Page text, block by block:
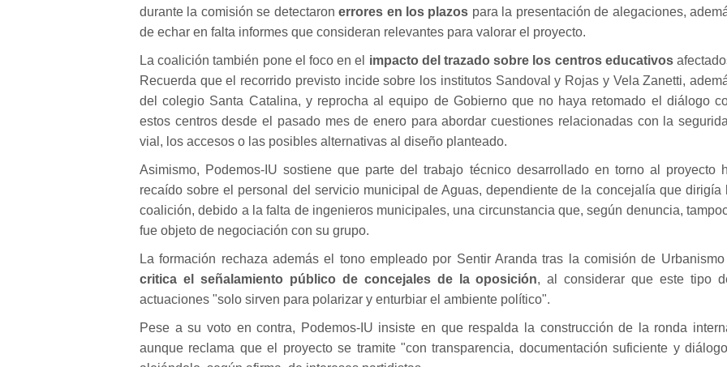
durante la comisión se detectaronerrores en los plazos para la presentación de alegaciones,
de echar en falta informes que consideran relevantes para valorar el proyecto.
La coalición también pone el foco en el impacto del trazado sobre los centros educativos
Recuerda que el recorrido previsto incide sobre los institutos Sandoval y Rojas y Vela Zanetti,
del colegio Santa Catalina, y reprocha al equipo de Gobierno que no haya retomado el diálogo
estos centros desde el pasado mes de enero para abordar cuestiones relacionadas con la
vial, los accesos o las posibles alternativas al diseño planteado.
Asimismo, Podemos-IU sostiene que parte del trabajo técnico desarrollado en torno al proyecto
recaído sobre el personal del servicio municipal de Aguas, dependiente de la concejalía que dirigía
coalición, debido a la falta de ingenieros municipales, una circunstancia que, según denuncia,
fue objeto de negociación con su grupo.
La formación rechaza además el tono empleado por Sentir Aranda tras la comisión de
critica el señalamiento público de concejales de la oposición, al considerar que este tipo
actuaciones "solo sirven para polarizar y enturbiar el ambiente político".
Pese a su voto en contra, Podemos-IU insiste en que respalda la construcción de la ronda
aunque reclama que el proyecto se tramite "con transparencia, documentación suficiente y